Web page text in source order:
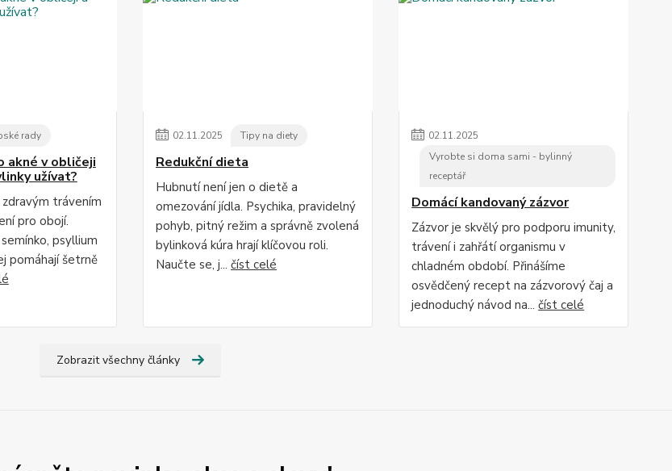
rady
akné v obličeji
užívat?
trávením
pro obojí.
psyllium
pomáhají šetrně
02.11.2025 Tipy na diety
Redukční dieta
Hubnutí není jen o dietě a
omezování jídla. Psychika, pravidelný
pohyb, pitný režim a správně zvolená
bylinková kúra hrají klíčovou roli.
Naučte se, j... číst celé
02.11.2025
Vyrobte si doma sami - bylinný
receptář
Domácí kandovaný zázvor
Zázvor je skvělý pro podporu imunity,
trávení i zahřátí organismu v
chladném období. Přinášíme
osvědčený recept na zázvorový čaj a
jednoduchý návod na...číst celé
Zobrazit všechny články